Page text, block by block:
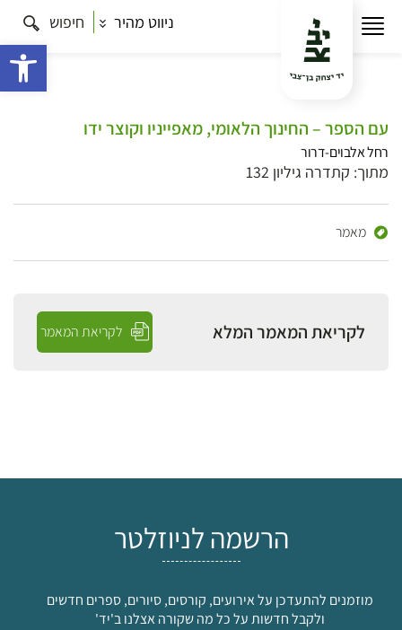
ניווט מהיר חיפוש
עם הספר – החינוך הלאומי, מאפייניו וקוצר ידו
רחל אלבוים-דרור
מתוך: קתדרה גיליון 132
מאמר
לקריאת המאמר המלא לקריאת המאמר
הרשמה לניוזלטר
מוזמנים להתעדכן על אירועים, קורסים, סיורים, ספרים חדשים
ולקבל חדשות על כל מה שקורה אצלנו ב'יד'